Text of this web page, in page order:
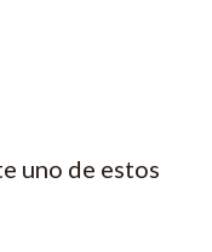
uno de estos